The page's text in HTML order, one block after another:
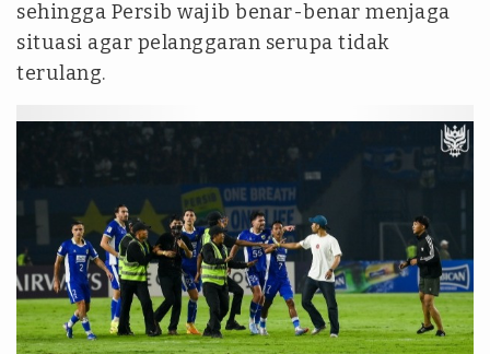
sehingga Persib wajib benar-benar menjaga
situasi agar pelanggaran serupa tidak
terulang.